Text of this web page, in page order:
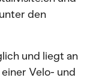
den
und liegt an
Velo- und